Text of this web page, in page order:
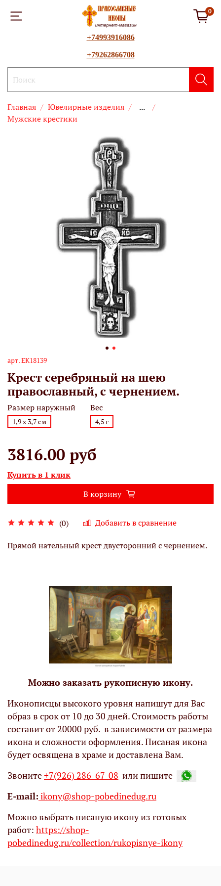
0
+74993916086
+79262866708
Главная Ювелирные изделия
...
Мужские крестики
арт.ЕК18139
Крест серебряный на шею
православный, с чернением.
(0) Добавить в сравнение
Размер наружный
1,9 х 3,7 см
Вес
4,5 г
3816.00 руб
Купить в 1 клик
В корзину
Прямой нательный крест двусторонний с чернением.
Можно заказать рукописную икону.
Иконописцы высокого уровня напишут для Вас
образ в срок от 10 до 30 дней. Стоимость работы
составит от 20000 руб. в зависимости от размера
икона и сложности оформления. Писаная икона
будет освящена в храме и доставлена Вам.
Звоните+7(926) 286-67-08 или пишите
Е-mail: ikony@shop-pobedinedug.ru
Можно выбрать писаную икону из готовых
работ: https://shop-
pobedinedug.ru/collection/rukopisnye-ikony